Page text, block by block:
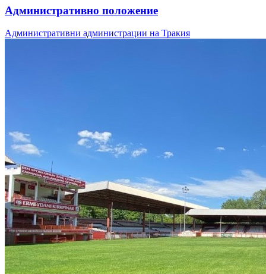
Административно положение
Административни администрации на Тракия